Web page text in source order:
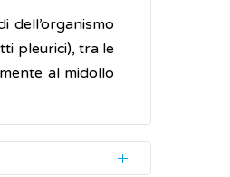
dell’organismo
pleurici), tra le
al midollo